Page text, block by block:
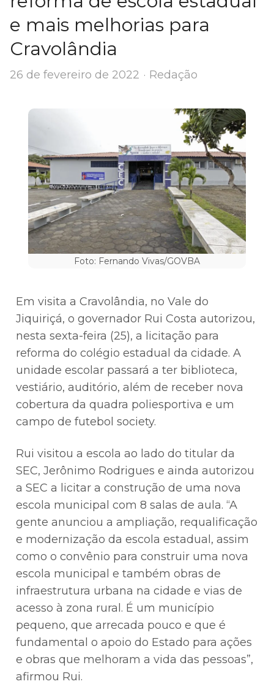
e mais melhorias para
Cravolândia
26 de fevereiro de 2022 Author
Redação
Foto: Fernando Vivas/GOVBA
Em visita a Cravolândia, no Vale do
Jiquiriçá, o governador Rui Costa autorizou,
nesta sexta-feira (25), a licitação para
reforma do colégio estadual da cidade. A
unidade escolar passará a ter biblioteca,
vestiário, auditório, além de receber nova
cobertura da quadra poliesportiva e um
campo de futebol society.
Rui visitou a escola ao lado do titular da
SEC, Jerônimo Rodrigues e ainda autorizou
a SEC a licitar a construção de uma nova
escola municipal com 8 salas de aula. “A
gente anunciou a ampliação, requalificação
e modernização da escola estadual, assim
como o convênio para construir uma nova
escola municipal e também obras de
infraestrutura urbana na cidade e vias de
acesso à zona rural. É um município
pequeno, que arrecada pouco e que é
fundamental o apoio do Estado para ações
e obras que melhoram a vida das pessoas”,
afirmou Rui.